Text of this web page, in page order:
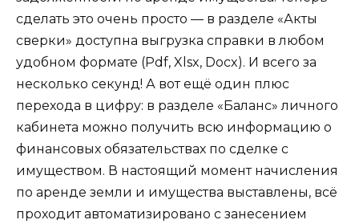
сделать это очень просто — в разделе «Акты
сверки» доступна выгрузка справки в любом
удобном формате (Pdf, Xlsx, Docx). И всего за
несколько секунд! А вот ещё один плюс
перехода в цифру: в разделе «Баланс» личного
кабинета можно получить всю информацию о
финансовых обязательствах по сделке с
имуществом. В настоящий момент начисления
по аренде земли и имущества выставлены, всё
проходит автоматизировано с занесением